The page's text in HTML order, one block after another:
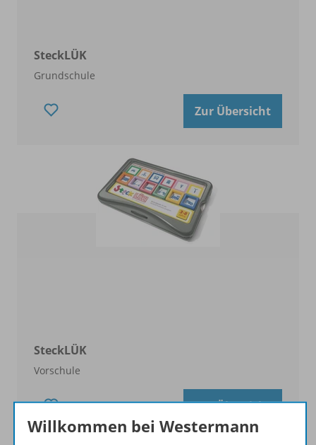
SteckLÜK
Grundschule
Zur Übersicht
SteckLÜK
Vorschule
Zur Übersicht
Willkommen bei Westermann